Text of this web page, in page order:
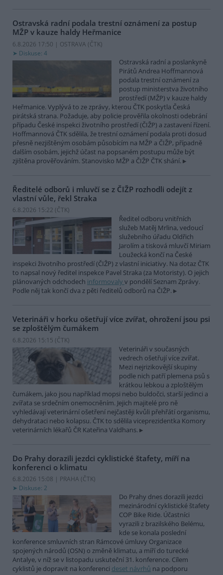
Ostravská radní podala trestní oznámení za postup
MŽP v kauze haldy Heřmanice
6.8.2026 17:50 | OSTRAVA (ČTK)
Diskuse: 4
Ostravská radní a poslankyně
Pirátů Andrea Hoffmannová
podala trestní oznámení za
postup ministerstva životního
prostředí (MŽP) v kauze haldy
Heřmanice. Vyplývá to ze zprávy, kterou ČTK poskytla Česká
pirátská strana. Požaduje, aby policie prověřila okolnosti odebrání
případu České inspekci životního prostředí (ČIŽP) a zastavení řízení.
Hoffmannová ČTK sdělila, že trestní oznámení podala proti dosud
přesně nezjištěným osobám působícím na MŽP a ČIŽP, případně
dalším osobám, jejichž účast na popsaném postupu může být
zjištěna prověřováním. Stanovisko MŽP a ČIŽP ČTK shání.
Ředitelé odborů i mluvčí se z ČIŽP rozhodli odejít z
vlastní vůle, řekl Straka
6.8.2026 15:22 (ČTK)
Ředitel odboru vnitřních
služeb Matěj Mrlina, vedoucí
služebního úřadu Oldřich
Jarolím a tisková mluvčí Miriam
Loužecká končí na České
inspekci životního prostředí (ČIŽP) z vlastní iniciativy. Na dotaz ČTK
to napsal nový ředitel inspekce Pavel Straka (za Motoristy). O jejich
plánovaných odchodech informovaly v pondělí Seznam Zprávy.
Podle něj tak končí dva z pěti ředitelů odborů na ČIŽP.
Veterináři v horku ošetřují více zvířat, ohrožení jsou psi
se zploštělým čumákem
6.8.2026 15:15 (ČTK)
Veterináři v současných
vedrech ošetřují více zvířat.
Mezi nejrizikovější skupiny
podle nich patří plemena psů s
krátkou lebkou a zploštělým
čumákem, jako jsou například mopsi nebo buldočci, starší jedinci a
zvířata se srdečním onemocněním. Jejich majitelé pro ně
vyhledávají veterinární ošetření nejčastěji kvůli přehřátí organismu,
dehydrataci nebo kolapsu. ČTK to sdělila viceprezidentka Komory
veterinárních lékařů ČR Kateřina Valdhans.
Do Prahy dorazili jezdci cyklistické štafety, míří na
konferenci o klimatu
6.8.2026 15:08 | PRAHA (ČTK)
Diskuse: 2
Do Prahy dnes dorazili jezdci
mezinárodní cyklistické štafety
COP Bike Ride. Účastníci
vyrazili z brazilského Belému,
kde se konala poslední
konference smluvních stran Rámcové úmluvy Organizace
spojených národů (OSN) o změně klimatu, a míří do turecké
Antalye, v níž se v listopadu uskuteční 31. konference. Cílem
cyklistů je dopravit na konferenci deset návrhů na podporu